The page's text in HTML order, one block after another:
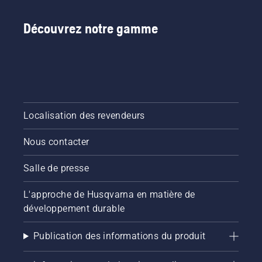
Découvrez notre gamme
Localisation des revendeurs
Nous contacter
Salle de presse
L'approche de Husqvarna en matière de
développement durable
Publication des informations du produit